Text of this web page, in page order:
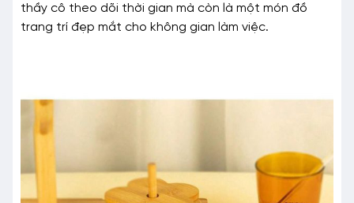
thầy cô theo dõi thời gian mà còn là một món đồ
trang trí đẹp mắt cho không gian làm việc.